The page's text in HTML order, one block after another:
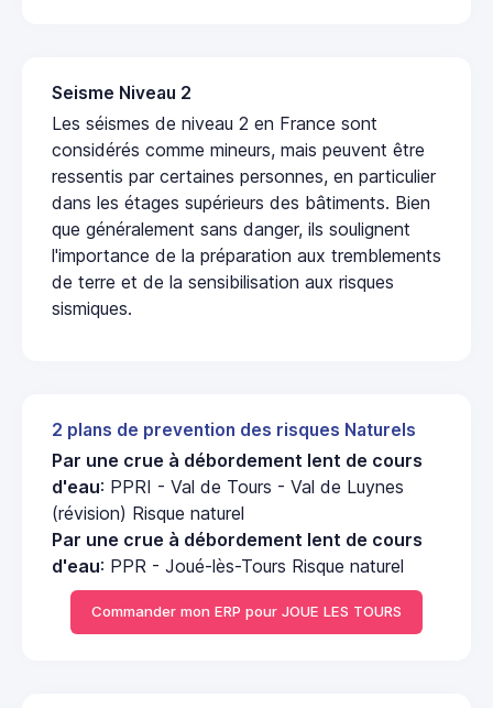
Seisme Niveau 2
Les séismes de niveau 2 en France sont
considérés comme mineurs, mais peuvent être
ressentis par certaines personnes, en particulier
dans les étages supérieurs des bâtiments. Bien
que généralement sans danger, ils soulignent
l'importance de la préparation aux tremblements
de terre et de la sensibilisation aux risques
sismiques.
2 plans de prevention des risques Naturels
Par une crue à débordement lent de cours
d'eau: PPRI - Val de Tours - Val de Luynes
(révision) Risque naturel
Par une crue à débordement lent de cours
d'eau: PPR - Joué-lès-Tours Risque naturel
Commander mon ERP pour JOUE LES TOURS